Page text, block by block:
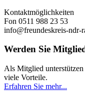
Kontaktmöglichkeiten
Fon 0511 988 23 53
info@freundeskreis-ndr-
Werden Sie
Als Mitglied
viele Vorteile.
Erfahren Sie mehr...